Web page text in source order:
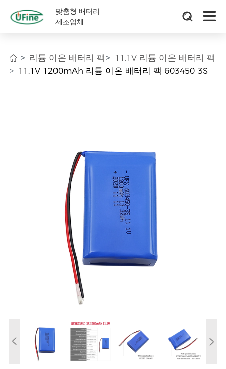
맞춤형 배터리
제조업체
리튬 이온 배터리 팩
11.1V 리튬 이온 배터리 팩
11.1V 1200mAh 리튬 이온 배터리 팩 603450-3S